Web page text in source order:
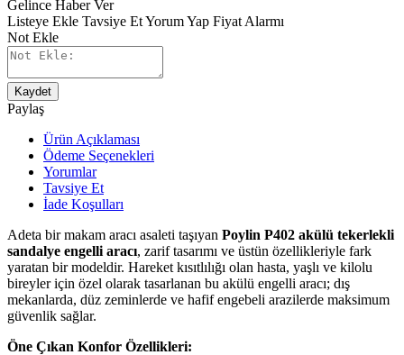
Gelince Haber Ver
Listeye Ekle Tavsiye EtYorum Yap Fiyat Alarmı
Not Ekle
Kaydet
Paylaş
Ürün Açıklaması
Ödeme Seçenekleri
Yorumlar
Tavsiye Et
İade Koşulları
Adeta bir makam aracı asaleti taşıyan Poylin P402 akülü tekerlekli
sandalye engelli aracı, zarif tasarımı ve üstün özellikleriyle fark
yaratan bir modeldir. Hareket kısıtlılığı olan hasta, yaşlı ve kilolu
bireyler için özel olarak tasarlanan bu akülü engelli aracı; dış
mekanlarda, düz zeminlerde ve hafif engebeli arazilerde maksimum
güvenlik sağlar.
Öne Çıkan Konfor Özellikleri: